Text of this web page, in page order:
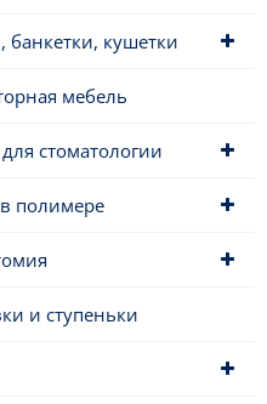
банкетки, кушетки
мебель
стоматологии
полимере
и ступеньки